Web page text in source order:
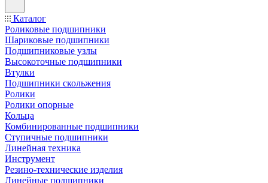
Каталог
Роликовые подшипники
Шариковые подшипники
Подшипниковые узлы
Высокоточные подшипники
Втулки
Подшипники скольжения
Ролики
Ролики опорные
Кольца
Комбинированные подшипники
Ступичные подшипники
Линейная техника
Инструмент
Резино-технические изделия
Линейные подшипники